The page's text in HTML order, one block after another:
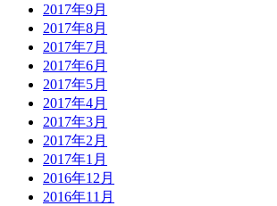
2017年9月
2017年8月
2017年7月
2017年6月
2017年5月
2017年4月
2017年3月
2017年2月
2017年1月
2016年12月
2016年11月